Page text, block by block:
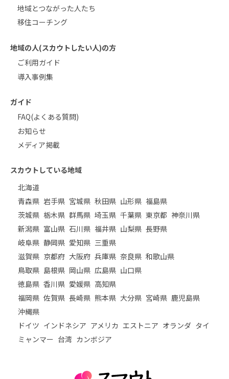
地域とつながった人たち
移住コーチング
地域の人(スカウトしたい人)の方
ご利用ガイド
導入事例集
ガイド
FAQ(よくある質問)
お知らせ
メディア掲載
スカウトしている地域
北海道
青森県 岩手県 宮城県 秋田県 山形県 福島県
茨城県 栃木県 群馬県 埼玉県 千葉県 東京都 神奈川県
新潟県 富山県 石川県 福井県 山梨県 長野県
岐阜県 静岡県 愛知県 三重県
滋賀県 京都府 大阪府 兵庫県 奈良県 和歌山県
鳥取県 島根県 岡山県 広島県 山口県
徳島県 香川県 愛媛県 高知県
福岡県 佐賀県 長崎県 熊本県 大分県 宮崎県 鹿児島県
沖縄県
ドイツ インドネシア アメリカ エストニア オランダ タイ
ミャンマー 台湾 カンボジア